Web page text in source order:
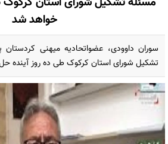
خواهد شد
سوران داوودی، عضواتحادیه میهنی
تشکیل شورای استان کرکوک طی ده روز آینده